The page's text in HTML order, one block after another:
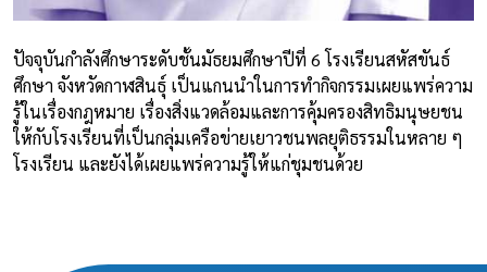
ปัจจุบันกำลังศึกษาระดับชั้นมัธยมศึกษาปีที่ 6 โรงเรียนสหัสขันธ์
ศึกษา จังหวัดกาฬสินธุ์ เป็นแกนนำในการทำกิจกรรมเผยแพร่ความ
รู้ในเรื่องกฎหมาย เรื่องสิ่งแวดล้อมและการคุ้มครองสิทธิมนุษยชน
ให้กับโรงเรียนที่เป็นกลุ่มเครือข่ายเยาวชนพลยุติธรรมในหลาย ๆ
โรงเรียน และยังได้เผยแพร่ความรู้ให้แก่ชุมชนด้วย